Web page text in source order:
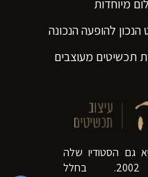
מיוחדות
להופעה הנכונה
תכשיטים מעוצבים
גם הסטודיו שלה
נפתחה בשנת 2002. בחלל